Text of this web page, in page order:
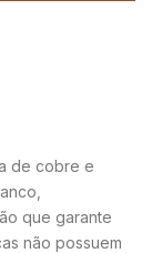
de cobre e
que garante
não possuem